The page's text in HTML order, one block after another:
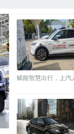
赋能智慧出行，上汽